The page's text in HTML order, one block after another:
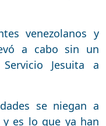
venezolanos y
a cabo sin un
Jesuita a
se niegan a
es lo que ya han